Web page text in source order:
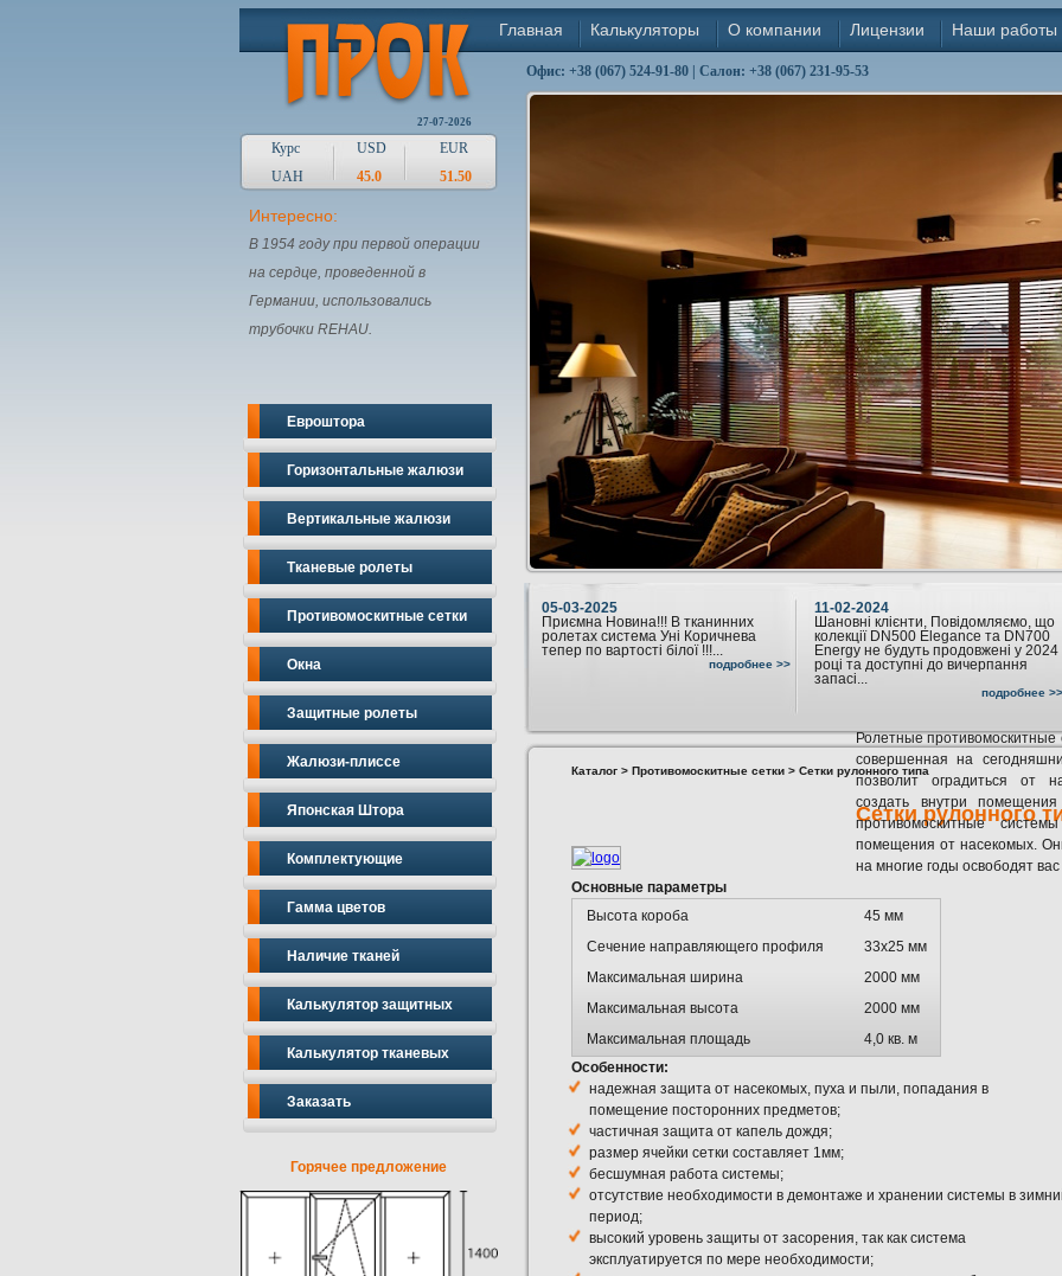
Главная Калькуляторы О компании Лицензии Наши работы
Офис: +38 (067) 524-91-80 | Салон: +38 (067) 231-95-53
27-07-2026
Курс USD
EUR
UAH
45.0 51.50
Интересно:
В 1954 году при первой операции
на сердце, проведенной в
Германии, использовались
трубочки REHAU.
Евроштора
Горизонтальные жалюзи
Вертикальные жалюзи
Тканевые ролеты
Противомоскитные сетки
Окна
Защитные ролеты
Жалюзи-плиссе
Японская Штора
Комплектующие
Гамма цветов
Наличие тканей
Калькулятор защитных
Калькулятор тканевых
Заказать
05-03-2025
Приємна Новина!!! В тканинних
ролетах система Уні Коричнева
тепер по вартості білої !!!...
подробнее >>
11-02-2024
Шановні клієнти, Повідомляємо, що
колекції DN500 Elegance та DN700
Energy не будуть продовжені у 2024
році та доступні до вичерпання
запасі...
подробнее >>
Горячее предложение
Каталог > Противомоскитные сетки > Сетки рулонного типа
Сетки рулонного
Ролетные
совершенная на
позволит оградиться от
создать внутри
противомоскитные
помещения от насекомых.
на многие годы освободят
Основные параметры
Высота короба
45 мм
Сечение направляющего профиля
33х25 мм
Максимальная ширина
2000 мм
Максимальная высота
2000 мм
Максимальная площадь
4,0 кв. м
Особенности:
надежная защита от насекомых, пуха и пыли, попадания в
помещение посторонних предметов;
частичная защита от капель дождя;
размер ячейки сетки составляет 1мм;
бесшумная работа системы;
отсутствие необходимости в демонтаже и хранении системы в
период;
высокий уровень защиты от засорения, так как система
эксплуатируется по мере необходимости;